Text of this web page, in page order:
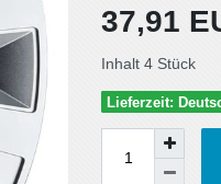
37,91
Inhalt 4 Stück
Lieferzeit: